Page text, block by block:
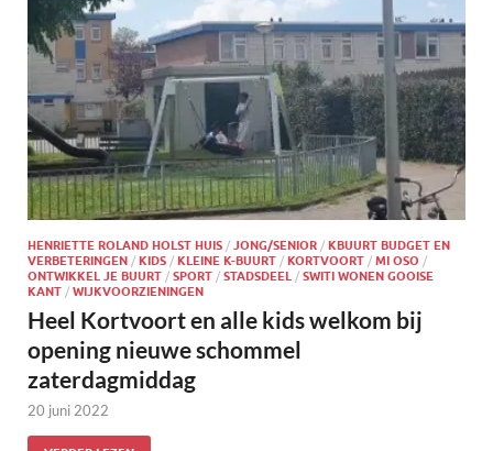
HENRIETTE ROLAND HOLST HUIS / JONG/SENIOR / KBUURT BUDGET EN
VERBETERINGEN / KIDS / KLEINE K-BUURT / KORTVOORT / MI OSO /
ONTWIKKEL JE BUURT / SPORT / STADSDEEL / SWITI WONEN GOOISE
KANT / WIJKVOORZIENINGEN
Heel Kortvoort en alle kids welkom bij
opening nieuwe schommel
zaterdagmiddag
20 juni 2022